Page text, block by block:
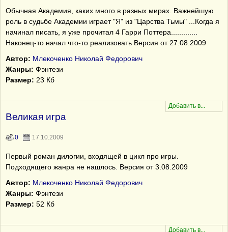
Обычная Академия, каких много в разных мирах. Важнейшую
роль в судьбе Академии играет "Я" из "Царства Тьмы" ...Когда я
начинал писать, я уже прочитал 4 Гарри Поттера.............
Наконец-то начал что-то реализовать Версия от 27.08.2009
Автор: Млекоченко Николай Федорович
Жанры: Фэнтези
Размер: 23 Кб
Великая игра
0 17.10.2009
Первый роман дилогии, входящей в цикл про игры.
Подходящего жанра не нашлось. Версия от 3.08.2009
Автор: Млекоченко Николай Федорович
Жанры: Фэнтези
Размер: 52 Кб